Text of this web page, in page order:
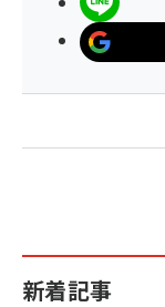
新着記事